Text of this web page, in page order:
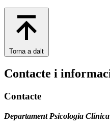
Torna a dalt
Contacte i
Contacte
Departament Psicologia